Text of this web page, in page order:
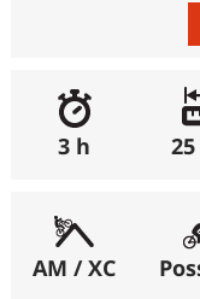
Excellent
Moyen
Médiocre:
3 h
AM / XC